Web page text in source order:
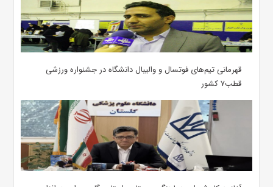
قهرمانی تیم‌های فوتسال و والیبال دانشگاه در جشنواره ورزشی
قطب۷ کشور